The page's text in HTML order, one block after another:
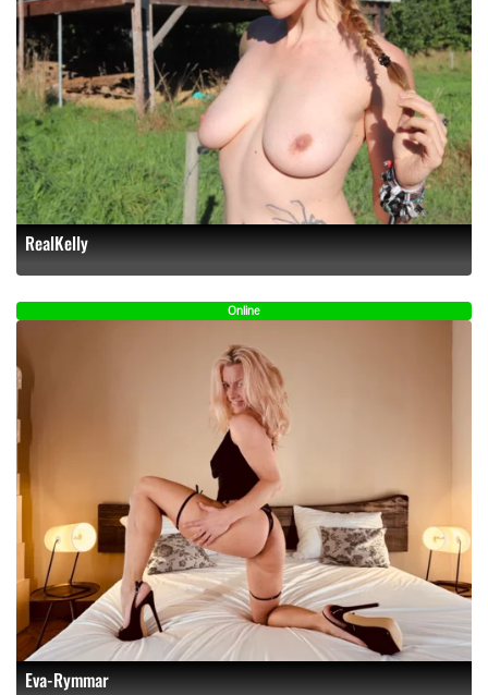
RealKelly
Online
Eva-Rymmar